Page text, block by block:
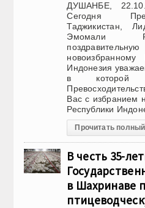
ДУШАНБЕ,
Сегодня
Таджикистан,
Эмомали
новоизбранному
Индонезия
в которой
Вас с избранием
Республики
Прочитать полный
В честь 35-
в Шахринаве